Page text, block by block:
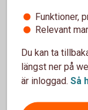
Jälmåns broar
år, fortfarande
hushållens och
Vi är också, trots
självständig bank
kunder och det är
Funktioner,
Relevant
Du kan ta
längst ner på
är inloggad. Så